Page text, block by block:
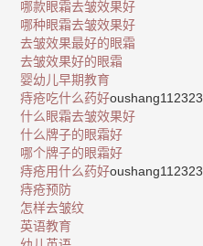
哪款眼霜去皱效果好
哪种眼霜去皱效果好
去皱效果最好的眼霜
去皱效果好的眼霜
婴幼儿早期教育
痔疮吃什么药好oushang112323
什么眼霜去皱效果好
什么牌子的眼霜好
哪个牌子的眼霜好
痔疮用什么药好oushang112323
痔疮预防
怎样去皱纹
英语教育